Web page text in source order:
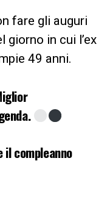
fare gli auguri
giorno in cui l’ex
49 anni.
compleanno